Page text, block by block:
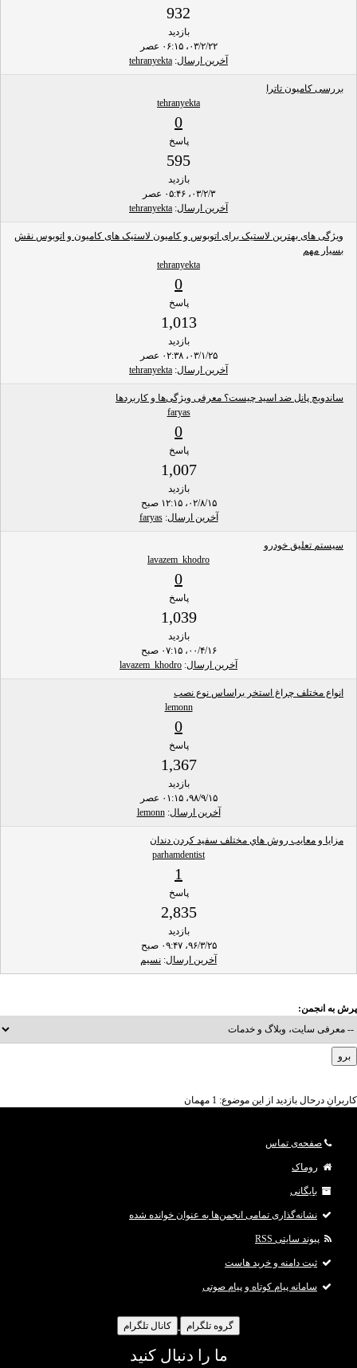
932
بازدید
۰۳/۲/۲۲، ۰۶:۱۵ عصر
آخرین ارسال:
tehranyekta
بررسی کامیون تاترا
tehranyekta
0
پاسخ
595
بازدید
۰۳/۲/۳، ۰۵:۴۶ عصر
آخرین ارسال:
tehranyekta
ویژگی های بهترین لاستیک برای اتوبوس و کامیون لاستیک های کامیون و اتوبوس نقش
بسیار مهم
tehranyekta
0
پاسخ
1,013
بازدید
۰۳/۱/۲۵، ۰۲:۳۸ عصر
آخرین ارسال:
tehranyekta
ساندویچ پانل ضد اسید چیست؟ معرفی ویژگی‌ها و کاربردها
faryas
0
پاسخ
1,007
بازدید
۰۲/۸/۱۵، ۱۲:۱۵ صبح
آخرین ارسال:
faryas
سیستم تعلیق خودرو
lavazem_khodro
0
پاسخ
1,039
بازدید
۰۰/۴/۱۶، ۰۷:۱۵ صبح
آخرین ارسال:
lavazem_khodro
انواع مختلف چراغ استخر براساس نوع نصب
lemonn
0
پاسخ
1,367
بازدید
۹۸/۹/۱۵، ۰۱:۱۵ عصر
آخرین ارسال:
lemonn
مزايا و معايب روش هاي مختلف سفيد کردن دندان
parhamdentist
1
پاسخ
2,835
بازدید
۹۶/۳/۲۵، ۰۹:۴۷ صبح
آخرین ارسال: نسیم
پرش به انجمن:
کاربرانِ درحال بازدید از این موضوع: 1 مهمان
صفحه‌ی تماس
روماک
بایگانی
نشانه‌گذاری تمامی انجمن‌ها به عنوان خوانده شده
پیوند سایتی RSS
ثبت دامنه و خرید هاست
سامانه پیام کوتاه و پیام صوتی
گروه تلگرام کانال تلگرام
ما را دنبال کنید